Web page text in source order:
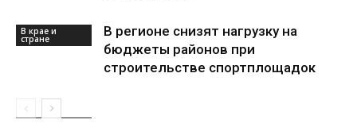
В крае и
стране
В регионе снизят нагрузку на
бюджеты районов при
строительстве спортплощадок